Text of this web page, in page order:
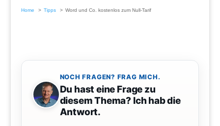
Home Tipps Word und Co. kostenlos zum Null-Tarif
NOCH FRAGEN? FRAG MICH.
Du hast eine Frage zu
diesem Thema? Ich hab die
Antwort.